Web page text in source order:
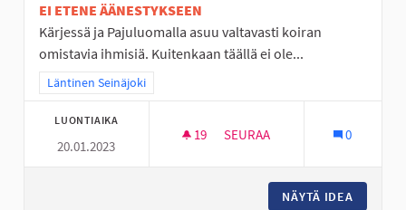
EI ETENE ÄÄNESTYKSEEN
Kärjessä ja Pajuluomalla asuu valtavasti koiran
omistavia ihmisiä. Kuitenkaan täällä ei ole...
Rajaa tulokset teeman mukaan: Läntinen Seinäjoki
Läntinen Seinäjoki
LUONTIAIKA
20.01.2023
19 19 SEURAAJAA
SEURAA 0
NÄYTÄ IDEA